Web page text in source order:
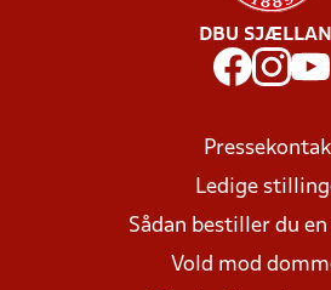
DBU
Ledige
Sådan bestiller du
Vold mod